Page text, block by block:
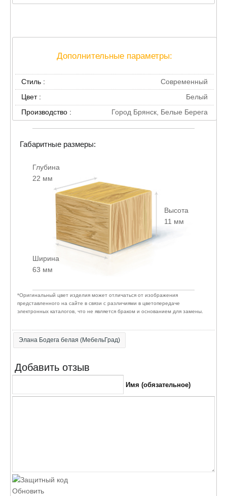
Дополнительные параметры:
Стиль :
Современный
Цвет :
Белый
Производство :
Город Брянск, Белые Берега
Габаритные размеры:
Ширина
63 мм
Высота
11 мм
Глубина
22 мм
*Оригинальный цвет изделия может отличаться от изображения
представленного на сайте в связи с различиями в цветопередаче
электронных каталогов, что не является браком и основанием для замены.
Элана Бодега белая (МебельГрад)
Добавить отзыв
Имя (обязательное)
Обновить